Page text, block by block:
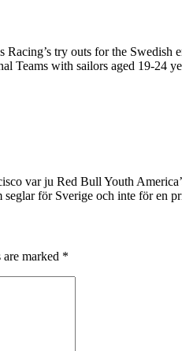
try outs for the
Teams with sailors aged 19-24
var ju Red Bull Youth
seglar för Sverige och inte för en
marked *